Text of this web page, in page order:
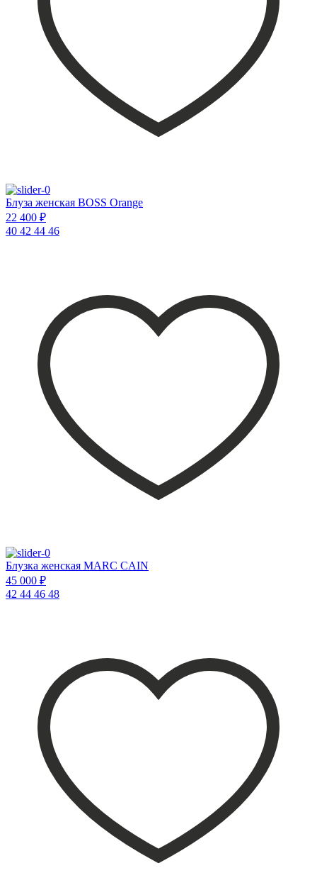
Блуза женская BOSS Orange
22 400 ₽
40 42 44 46
Блузка женская MARC CAIN
45 000 ₽
42 44 46 48